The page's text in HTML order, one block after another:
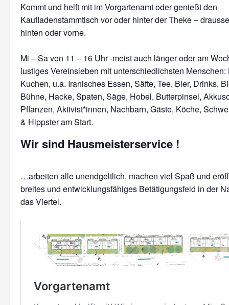
Kommt und helft mit im Vorgartenamt oder genießt den
Kaufladenstammtisch vor oder hinter der Theke –
hinten oder vorne.
Mi – Sa von 11 – 16 Uhr -meist auch länger oder am
lustiges Vereinsleben mit unterschiedlichsten Menschen:
Kuchen, u.a. Iranisches Essen, Säfte, Tee, Bier, Drinks,
Bühne, Hacke, Spaten, Säge, Hobel, Butterpinsel,
Pflanzen, Aktivist*innen, Nachbarn, Gäste, Köche,
Wir sind Hausmeisterservice !
…arbeiten alle unendgeltlich, machen viel Spaß und
breites und entwicklungsfähiges Betätigungsfeld in der
das Viertel.